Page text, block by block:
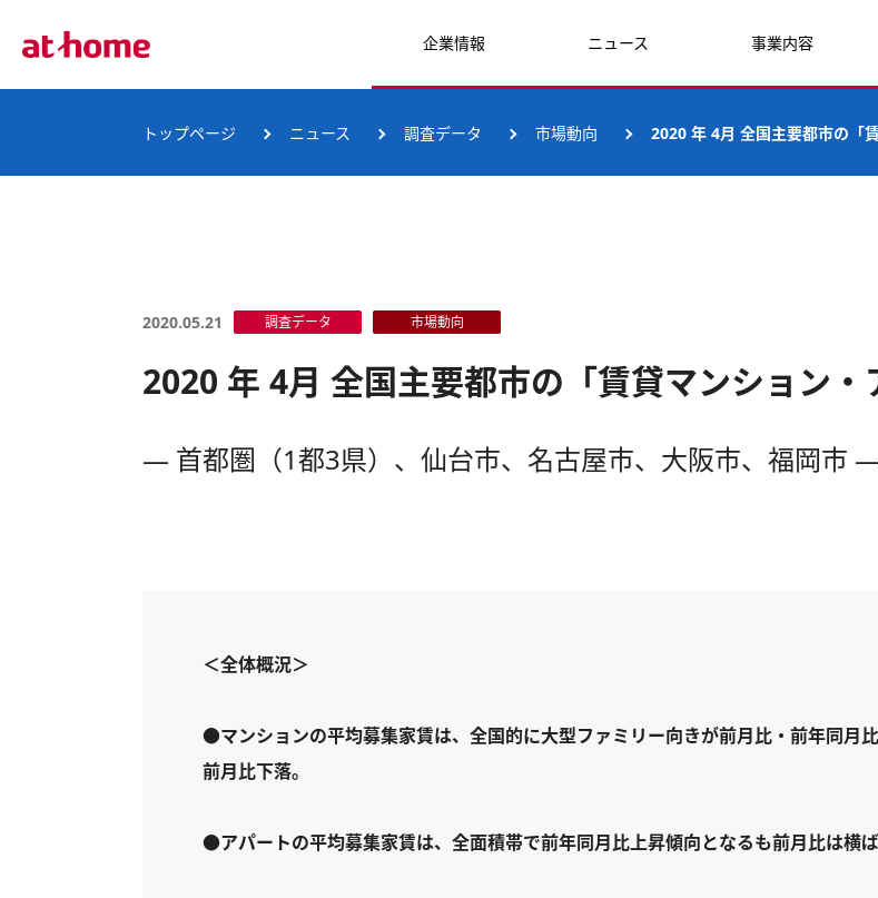
企業情報 ニュース 事業内容
トップページ ニュース 調査データ 市場動向 2020 年 4月 全国主要都市の「
2020.05.21 調査データ 市場動向
2020 年 4月 全国主要都市の「賃貸マンション
― 首都圏（1都3県）、仙台市、名古屋市、大阪市、福岡市
＜全体概況＞
●マンションの平均募集家賃は、全国的に大型ファミリー向きが前月比・前年同月
前月比下落。
●アパートの平均募集家賃は、全面積帯で前年同月比上昇傾向となるも前月比は横ば